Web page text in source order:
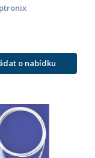
o nabídku